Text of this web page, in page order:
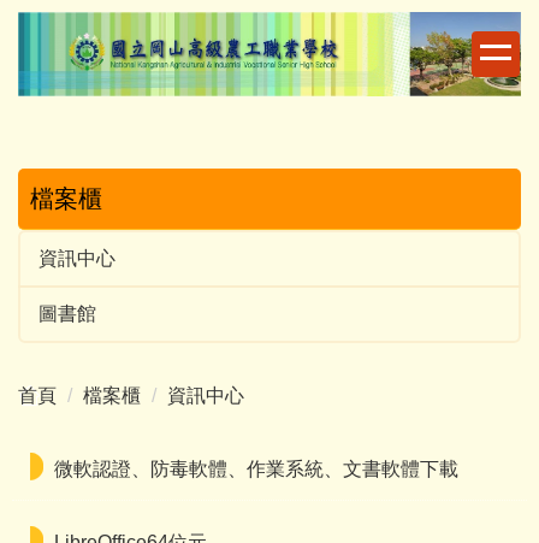
跳
主
檔案櫃
資訊中心
圖書館
首頁 檔案櫃 資訊中心
微軟認證、防毒軟體、作業系統、文書軟體下載